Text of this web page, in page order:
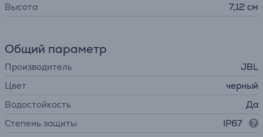
Высота
7,12 см
Общий параметр
Производитель
JBL
Цвет
черный
Водостойкость
Да
Степень защиты
IP67